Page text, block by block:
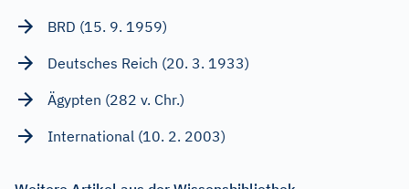
BRD (15. 9. 1959)
Deutsches Reich (20. 3. 1933)
Ägypten (282 v. Chr.)
International (10. 2. 2003)